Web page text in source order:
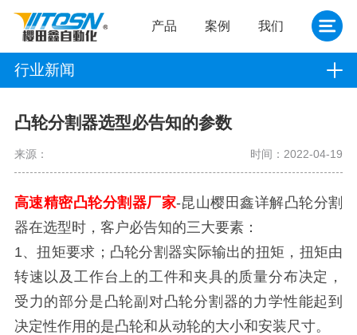
产品 案例 我们
行业新闻
凸轮分割器选型必告知的参数
来源： 时间：2022-04-19
高速精密凸轮分割器厂家-昆山樱田鑫详解凸轮分割
器在选型时，客户必告知的三大要素：
1、扭矩要求；凸轮分割器实际输出的扭矩，扭矩由
转速以及工作台上的工件和夹具的质量分布决定，
受力的部分是凸轮副对凸轮分割器的力学性能起到
决定性作用的是凸轮和从动轮的大小和安装尺寸。